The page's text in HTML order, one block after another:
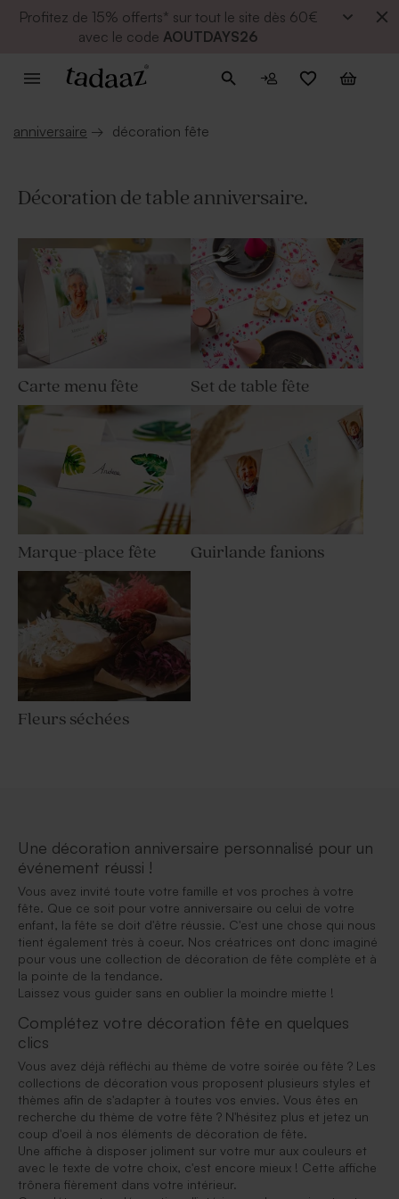
Profitez de 15% offerts* sur tout le site dès 60€
avec le code AOUTDAYS26
anniversaire → décoration fête
Décoration de table anniversaire.
Carte menu fête Set de table fête
Marque-place fête Guirlande fanions
Fleurs séchées
Une décoration anniversaire personnalisé pour un
événement réussi !
Vous avez invité toute votre famille et vos proches à votre
fête. Que ce soit pour votre anniversaire ou celui de votre
enfant, la fête se doit d'être réussie. C'est une chose qui nous
tient également très à coeur. Nos créatrices ont donc imaginé
pour vous une collection de décoration de fête complète et à
la pointe de la tendance.
Laissez vous guider sans en oublier la moindre miette !
Complétez votre décoration fête en quelques
clics
Vous avez déjà réfléchi au thème de votre soirée ou fête ? Les
collections de décoration vous proposent plusieurs styles et
thèmes afin de s'adapter à toutes vos envies. Vous êtes en
recherche du thème de votre fête ? N'hésitez plus et jetez un
coup d'oeil à nos éléments de décoration de fête.
Une affiche à disposer joliment sur votre mur aux couleurs et
avec le texte de votre choix, c'est encore mieux ! Cette affiche
trônera fièrement dans votre intérieur.